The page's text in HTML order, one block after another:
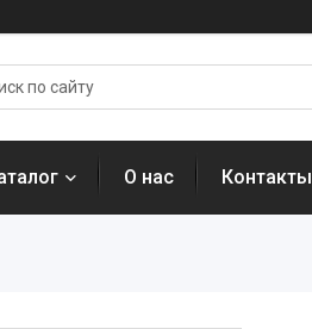
О нас Контакты